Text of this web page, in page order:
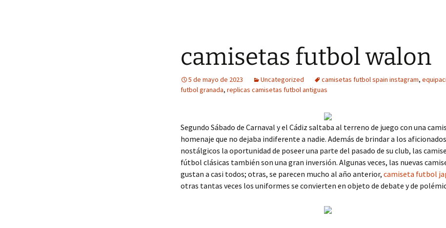
camisetas futbol walon
5 de mayo de 2023 Uncategorized camisetas futbol spain instagram,
futbol granada, replicas camisetas futbol antiguas
Segundo Sábado de Carnaval y el Cádiz saltaba al terreno de juego con una
homenaje que no dejaba indiferente a nadie. Además de brindar a los aficionados
nostálgicos la oportunidad de poseer una parte del pasado de su club, las
fútbol clásicas también son una gran inversión. Algunas veces, las nuevas
gustan a casi todos; otras, se parecen mucho al año anterior, camiseta futbol
otras tantas veces los uniformes se convierten en objeto de debate y de